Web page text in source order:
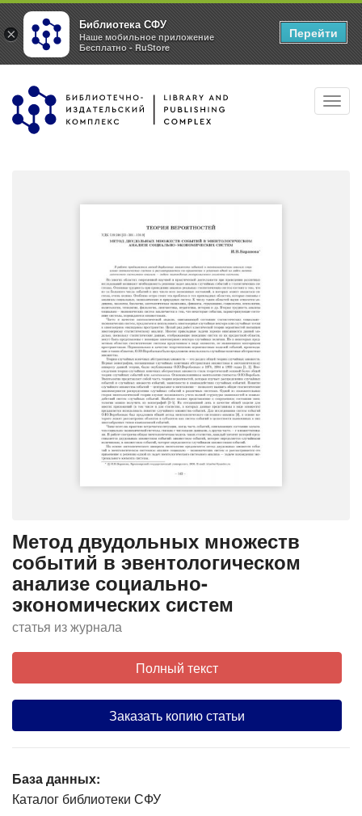
Перейти
основному
Метод двудольных множеств
событий в эвентологическом
анализе социально-
экономических систем
статья из журнала
Полный текст
Заказать копию статьи
База данных:
Каталог библиотеки СФУ
×
Библиотека СФУ
Наше мобильное приложение
Бесплатно - RuStore
Перейти